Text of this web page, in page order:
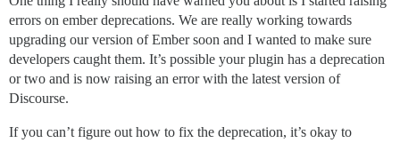
errors on ember deprecations. We are really working towards
upgrading our version of Ember soon and I wanted to make sure
developers caught them. It’s possible your plugin has a deprecation
or two and is now raising an error with the latest version of
Discourse.
If you can’t figure out how to fix the deprecation, it’s okay to